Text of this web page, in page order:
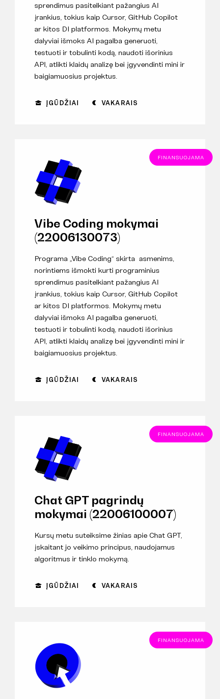
sprendimus pasitelkiant pažangius AI
įrankius, tokius kaip Cursor, GitHub Copilot
ar kitos DI platformos. Mokymų metu
dalyviai išmoks AI pagalba generuoti,
testuoti ir tobulinti kodą, naudoti išorinius
API, atlikti klaidų analizę bei įgyvendinti mini ir
baigiamuosius projektus.
ĮGŪDŽIAI VAKARAIS
FINANSUOJAMA
Vibe Coding mokymai
(22006130073)
Programa „Vibe Coding“ skirta asmenims,
norintiems išmokti kurti programinius
sprendimus pasitelkiant pažangius AI
įrankius, tokius kaip Cursor, GitHub Copilot
ar kitos DI platformos. Mokymų metu
dalyviai išmoks AI pagalba generuoti,
testuoti ir tobulinti kodą, naudoti išorinius
API, atlikti klaidų analizę bei įgyvendinti mini ir
baigiamuosius projektus.
ĮGŪDŽIAI VAKARAIS
FINANSUOJAMA
Chat GPT pagrindų
mokymai (22006100007)
Kursų metu suteiksime žinias apie Chat GPT,
įskaitant jo veikimo principus, naudojamus
algoritmus ir tinklo mokymą.
ĮGŪDŽIAI VAKARAIS
FINANSUOJAMA